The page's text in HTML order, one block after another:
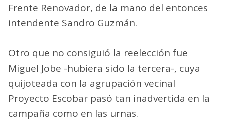
Frente Renovador, de la mano del entonces
intendente Sandro Guzmán.
Otro que no consiguió la reelección fue
Miguel Jobe -hubiera sido la tercera-, cuya
quijoteada con la agrupación vecinal
Proyecto Escobar pasó tan inadvertida en la
campaña como en las urnas.